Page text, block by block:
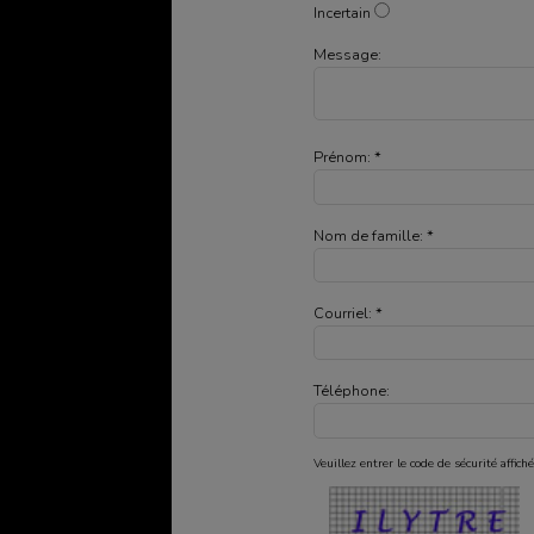
Incertain
Message:
Prénom: *
Nom de famille: *
Courriel: *
Téléphone:
Veuillez entrer le code de sécurité